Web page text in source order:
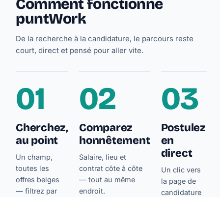
Comment fonctionne
puntWork
De la recherche à la candidature, le parcours reste
court, direct et pensé pour aller vite.
01
Cherchez,
au point
Un champ,
toutes les
offres belges
— filtrez par
02
Comparez
honnêtement
Salaire, lieu et
contrat côte à côte
— tout au même
endroit.
03
Postulez
en
direct
Un clic vers
la page de
candidature